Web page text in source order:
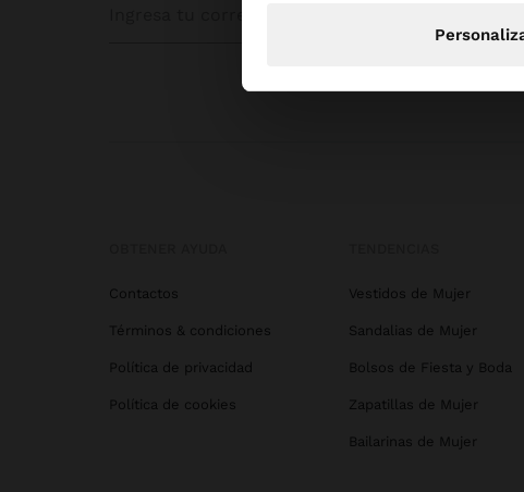
No,
Contactos
Términos & condiciones
Política de privacidad
Política de cookies
Vestidos de Mujer
Sandalias de Mujer
Bolsos de Fiesta y Boda
Zapatillas de Mujer
Bailarinas de Mujer